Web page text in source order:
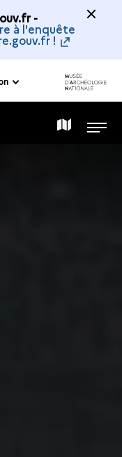
-
à l'enquête
!
CARTE MENU